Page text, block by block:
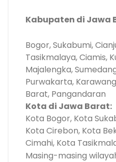
Kabupaten di Jawa
Bogor, Sukabumi,
Tasikmalaya, Ciamis,
Majalengka,
Purwakarta,
Barat, Pangandaran
Kota di Jawa Barat:
Kota Bogor, Kota
Kota Cirebon, Kota
Cimahi, Kota
Masing-masing